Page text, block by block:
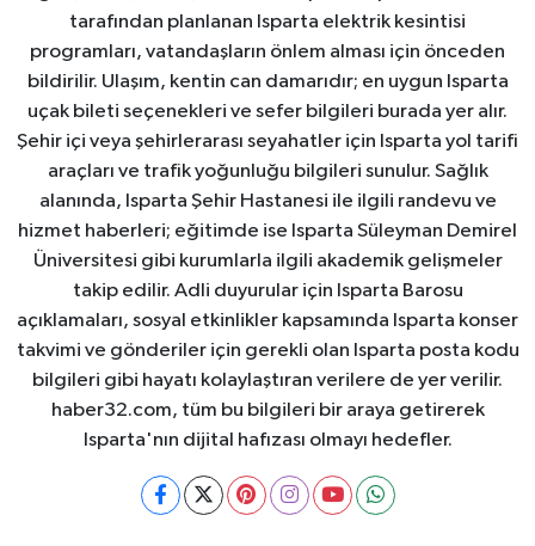
tarafından planlanan Isparta elektrik kesintisi
programları, vatandaşların önlem alması için önceden
bildirilir. Ulaşım, kentin can damarıdır; en uygun Isparta
uçak bileti seçenekleri ve sefer bilgileri burada yer alır.
Şehir içi veya şehirlerarası seyahatler için Isparta yol tarifi
araçları ve trafik yoğunluğu bilgileri sunulur. Sağlık
alanında, Isparta Şehir Hastanesi ile ilgili randevu ve
hizmet haberleri; eğitimde ise Isparta Süleyman Demirel
Üniversitesi gibi kurumlarla ilgili akademik gelişmeler
takip edilir. Adli duyurular için Isparta Barosu
açıklamaları, sosyal etkinlikler kapsamında Isparta konser
takvimi ve gönderiler için gerekli olan Isparta posta kodu
bilgileri gibi hayatı kolaylaştıran verilere de yer verilir.
haber32.com, tüm bu bilgileri bir araya getirerek
Isparta'nın dijital hafızası olmayı hedefler.